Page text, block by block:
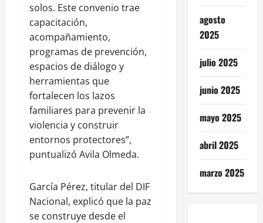
solos. Este convenio trae
capacitación,
acompañamiento,
programas de prevención,
espacios de diálogo y
herramientas que
fortalecen los lazos
familiares para prevenir la
violencia y construir
entornos protectores”,
puntualizó Avila Olmeda.
García Pérez, titular del DIF
Nacional, explicó que la paz
se construye desde el
agosto
2025
julio 2025
junio 2025
mayo 2025
abril 2025
marzo 2025